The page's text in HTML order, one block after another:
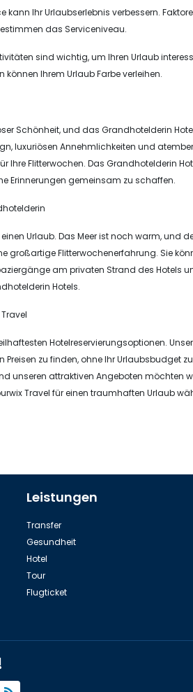
kann Ihr Urlaubserlebnis verbessern.
das Serviceniveau.
sind wichtig, um Ihren Urlaub
Ihrem Urlaub Farbe verleihen.
Schönheit, und das Grandhotelderin
luxuriösen Annehmlichkeiten und
Ihre Flitterwochen. Das Grandhotelderin
Erinnerungen gemeinsam zu schaffen.
Urlaub. Das Meer ist noch warm,
großartige Flitterwochenerfahrung. Sie
am privaten Strand des Hotels
Hotels.
Hotelreservierungsoptionen.
zu finden, ohne Ihr Urlaubsbudget
unseren attraktiven Angeboten möchten
Travel für einen traumhaften Urlaub
Leistungen
Transfer
Gesundheit
Hotel
Tour
Flugticket